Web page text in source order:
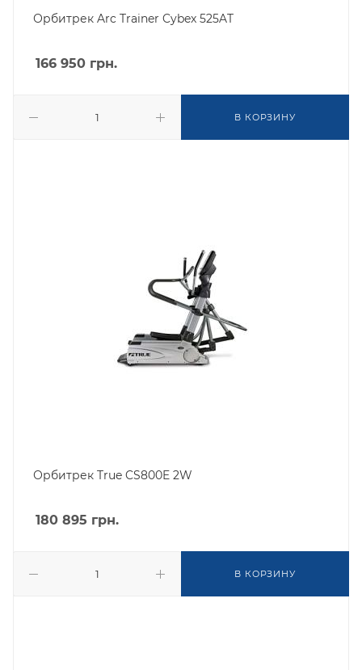
Орбитрек Arc Trainer Cybex 525AT
166 950 грн.
В КОРЗИНУ
Орбитрек True CS800E 2W
180 895 грн.
В КОРЗИНУ